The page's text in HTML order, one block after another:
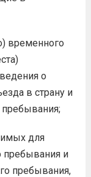
временного
о
в страну и
для
пребывания и
пребывания,